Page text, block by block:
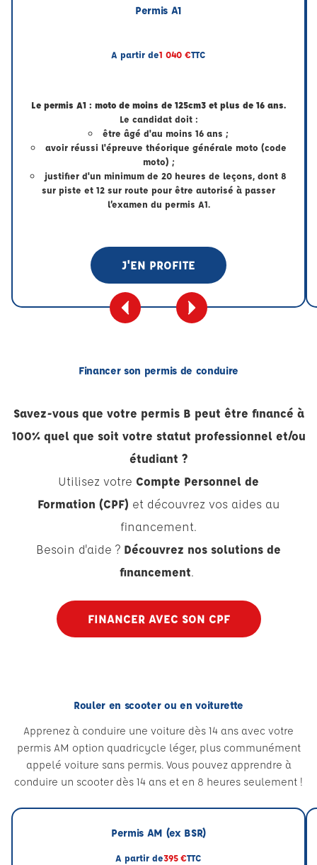
Permis A1
A partir de1 040 €TTC
Le permis A1 : moto de moins de 125cm3 et plus de 16 ans.
Le candidat doit :
être âgé d'au moins 16 ans ;
avoir réussi l'épreuve théorique générale moto (code
moto) ;
justifier d'un minimum de 20 heures de leçons, dont 8
sur piste et 12 sur route pour être autorisé à passer
l’examen du permis A1.
J'EN PROFITE
Financer son permis de conduire
Savez-vous que votre permis B peut être financé à
100% quel que soit votre statut professionnel et/ou
étudiant ?
Utilisez votre Compte Personnel de
Formation (CPF) et découvrez vos aides au
financement.
Besoin d'aide ? Découvrez nos solutions de
financement.
FINANCER AVEC SON CPF
Rouler en scooter ou en voiturette
Apprenez à conduire une voiture dès 14 ans avec votre
permis AM option quadricycle léger, plus communément
appelé voiture sans permis. Vous pouvez apprendre à
conduire un scooter dès 14 ans et en 8 heures seulement !
Permis AM (ex BSR)
A partir de395 €TTC